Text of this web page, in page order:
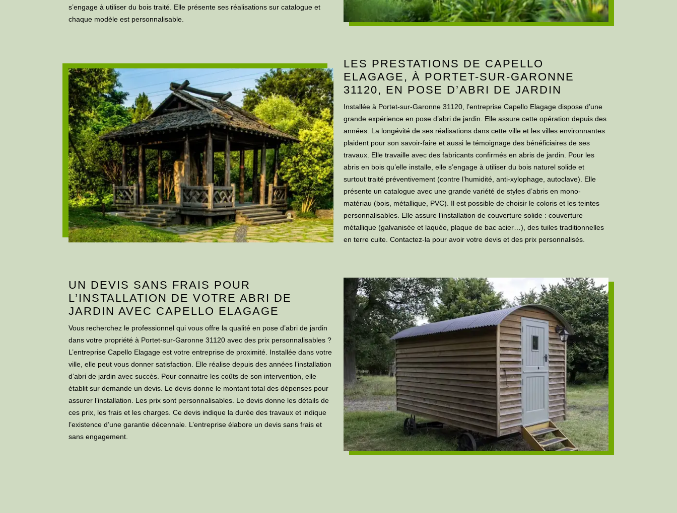
s’engage à utiliser du bois traité. Elle présente ses réalisations sur catalogue et
chaque modèle est personnalisable.
LES PRESTATIONS DE CAPELLO
ELAGAGE, À PORTET-SUR-GARONNE
31120, EN POSE D’ABRI DE JARDIN
Installée à Portet-sur-Garonne 31120, l’entreprise Capello Elagage dispose d’une
grande expérience en pose d’abri de jardin. Elle assure cette opération depuis des
années. La longévité de ses réalisations dans cette ville et les villes environnantes
plaident pour son savoir-faire et aussi le témoignage des bénéficiaires de ses
travaux. Elle travaille avec des fabricants confirmés en abris de jardin. Pour les
abris en bois qu’elle installe, elle s’engage à utiliser du bois naturel solide et
surtout traité préventivement (contre l’humidité, anti-xylophage, autoclave). Elle
présente un catalogue avec une grande variété de styles d’abris en mono-
matériau (bois, métallique, PVC). Il est possible de choisir le coloris et les teintes
personnalisables. Elle assure l’installation de couverture solide : couverture
métallique (galvanisée et laquée, plaque de bac acier…), des tuiles traditionnelles
en terre cuite. Contactez-la pour avoir votre devis et des prix personnalisés.
UN DEVIS SANS FRAIS POUR
L’INSTALLATION DE VOTRE ABRI DE
JARDIN AVEC CAPELLO ELAGAGE
Vous recherchez le professionnel qui vous offre la qualité en pose d’abri de jardin
dans votre propriété à Portet-sur-Garonne 31120 avec des prix personnalisables ?
L’entreprise Capello Elagage est votre entreprise de proximité. Installée dans votre
ville, elle peut vous donner satisfaction. Elle réalise depuis des années l’installation
d’abri de jardin avec succès. Pour connaitre les coûts de son intervention, elle
établit sur demande un devis. Le devis donne le montant total des dépenses pour
assurer l’installation. Les prix sont personnalisables. Le devis donne les détails de
ces prix, les frais et les charges. Ce devis indique la durée des travaux et indique
l’existence d’une garantie décennale. L’entreprise élabore un devis sans frais et
sans engagement.